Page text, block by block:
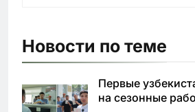
Новости по теме
Первые
на сезонные